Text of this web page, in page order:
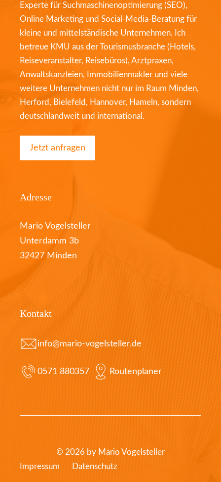
Experte für Suchmaschinenoptimierung (SEO),
Online Marketing und Social-Media-Beratung für
kleine und mittelständische Unternehmen. Ich
betreue KMU aus der Tourismusbranche (Hotels,
Reiseveranstalter, Reisebüros), Arztpraxen,
Anwaltskanzleien, Immobilienmakler und viele
weitere Unternehmen nicht nur im Raum Minden,
Herford, Bielefeld, Hannover, Hameln, sondern
deutschlandweit und international.
Jetzt anfragen
Adresse
Mario Vogelsteller
Unterdamm 3b
32427 Minden
Kontakt
info@mario-vogelsteller.de
0571 880357 Routenplaner
© 2026 by Mario Vogelsteller
Impressum
Datenschutz